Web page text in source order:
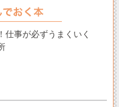
仕事が必ずうまくいく